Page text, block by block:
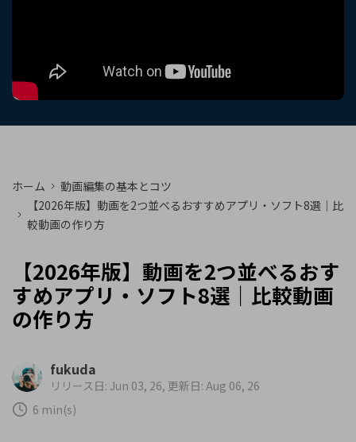
ホーム
動画編集の基本とコツ
【2026年版】動画を2つ並べるおすすめアプリ・ソフト8選｜比
較動画の作り方
【2026年版】動画を2つ並べるおす
すめアプリ・ソフト8選｜比較動画
の作り方
fukuda
リリース日: Jun 03, 26, 更新日: Aug 06, 26
6 min(s)